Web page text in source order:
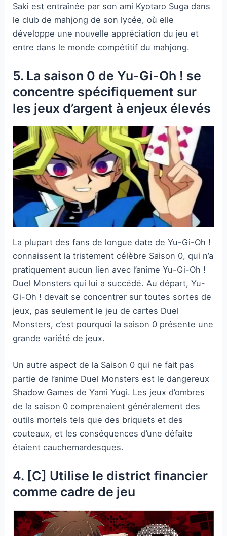
Saki est entraînée par son ami Kyotaro Suga dans
le club de mahjong de son lycée, où elle
développe une nouvelle appréciation du jeu et
entre dans le monde compétitif du mahjong.
5. La saison 0 de Yu-Gi-Oh ! se
concentre spécifiquement sur
les jeux d’argent à enjeux élevés
La plupart des fans de longue date de Yu-Gi-Oh !
connaissent la tristement célèbre Saison 0, qui n’a
pratiquement aucun lien avec l’anime Yu-Gi-Oh !
Duel Monsters qui lui a succédé. Au départ, Yu-
Gi-Oh ! devait se concentrer sur toutes sortes de
jeux, pas seulement le jeu de cartes Duel
Monsters, c’est pourquoi la saison 0 présente une
grande variété de jeux.
Un autre aspect de la Saison 0 qui ne fait pas
partie de l’anime Duel Monsters est le dangereux
Shadow Games de Yami Yugi. Les jeux d’ombres
de la saison 0 comprenaient généralement des
outils mortels tels que des briquets et des
couteaux, et les conséquences d’une défaite
étaient cauchemardesques.
4. [C] Utilise le district financier
comme cadre de jeu